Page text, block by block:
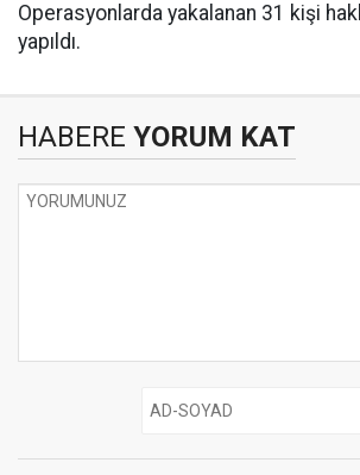
Operasyonlarda yakalanan 31 kişi
yapıldı.
HABERE YORUM KAT